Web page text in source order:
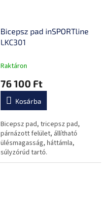
Bicepsz pad inSPORTline
LKC301
Raktáron
76 100 Ft
Kosárba
Bicepsz pad, tricepsz pad,
párnázott felület, állítható
ülésmagasság, háttámla,
súlyzórúd tartó.